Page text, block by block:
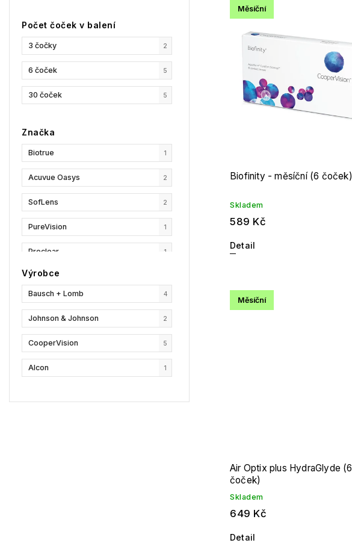
Počet čoček v balení
3 čočky 2
6 čoček 5
30 čoček 5
Značka
Biotrue 1
Acuvue Oasys 2
SofLens 2
PureVision 1
Proclear 1
DAILIES
Air Optix
Biofinity
Výrobce
Bausch + Lomb 4
Johnson & Johnson 2
CooperVision 5
Alcon 1
Nejprodávanější
Abecedně
Měsíční
Biofinity - měsíční (6 čoček)
Skladem
589 Kč
Detail
Měsíční
Air Optix plus HydraGlyde (6
čoček)
Skladem
649 Kč
Detail